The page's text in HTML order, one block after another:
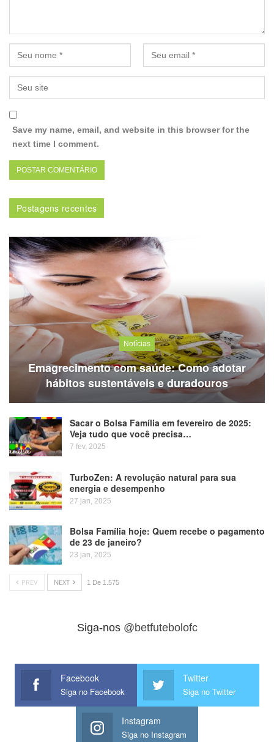
Save my name, email, and website in this browser for the
next time I comment.
Postagens recentes
Notícias
Emagrecimento com saúde: Como adotar
hábitos sustentáveis e duradouros
Sacar o Bolsa Família em fevereiro de 2025:
Veja tudo que você precisa…
7 fev, 2025
TurboZen: A revolução natural para sua
energia e desempenho
27 jan, 2025
Bolsa Família hoje: Quem recebe o pagamento
de 23 de janeiro?
23 jan, 2025
PREV NEXT 1 De 1.575
Siga-nos @betfutebolofc
Facebook
Siga no Facebook
Twitter
Siga no Twitter
Instagram
Siga no Instagram